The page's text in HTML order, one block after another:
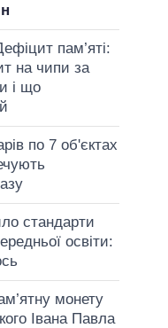
пам’яті:
на чипи за
і що
по 7 об'єктах
стандарти
освіти:
монету
Івана Павла